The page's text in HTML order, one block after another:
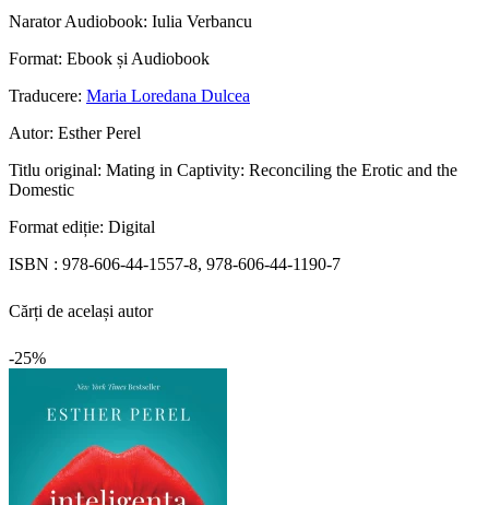
Narator Audiobook: Iulia Verbancu
Format: Ebook și Audiobook
Traducere: Maria Loredana Dulcea
Autor: Esther Perel
Titlu original: Mating in Captivity: Reconciling the Erotic and the
Domestic
Format ediție: Digital
ISBN : 978-606-44-1557-8, 978-606-44-1190-7
Cărți de același autor
-25%